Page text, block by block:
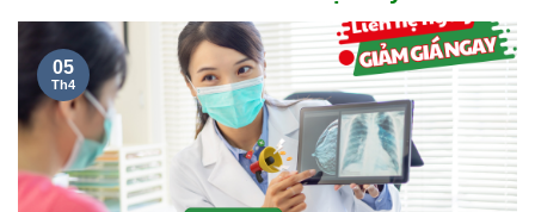
05
Th4